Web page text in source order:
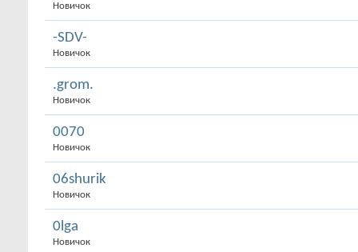
Новичок
-SDV-
Новичок
.grom.
Новичок
0070
Новичок
06shurik
Новичок
0lga
Новичок